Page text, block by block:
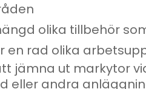
olika tillbehör
en rad olika
jämna ut markytor
eller andra